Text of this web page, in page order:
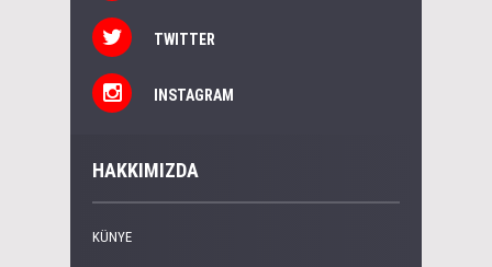
TWITTER
INSTAGRAM
HAKKIMIZDA
KÜNYE